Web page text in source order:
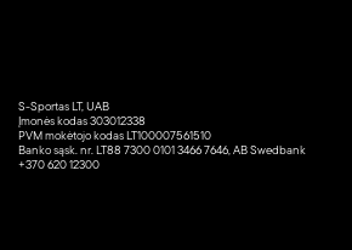
S-Sportas LT, UAB
Įmonės kodas 303012338
PVM mokėtojo kodas LT100007561510
Banko sąsk. nr. LT88 7300 0101 3466 7646, AB Swedbank
+370 620 12300